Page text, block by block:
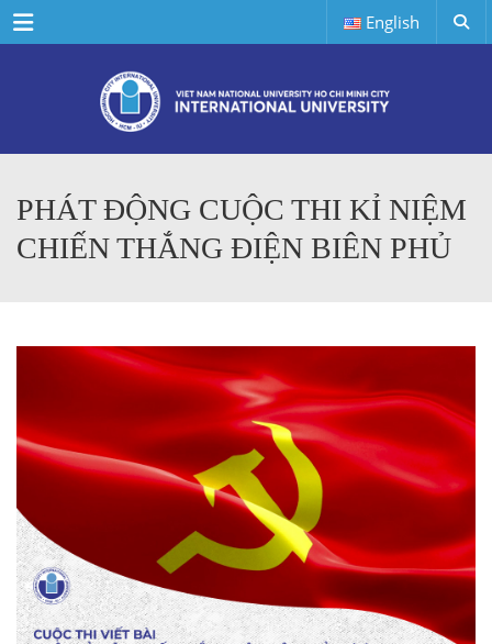
Menu English
PHÁT ĐỘNG CUỘC THI KỈ NIỆM
CHIẾN THẮNG ĐIỆN BIÊN PHỦ